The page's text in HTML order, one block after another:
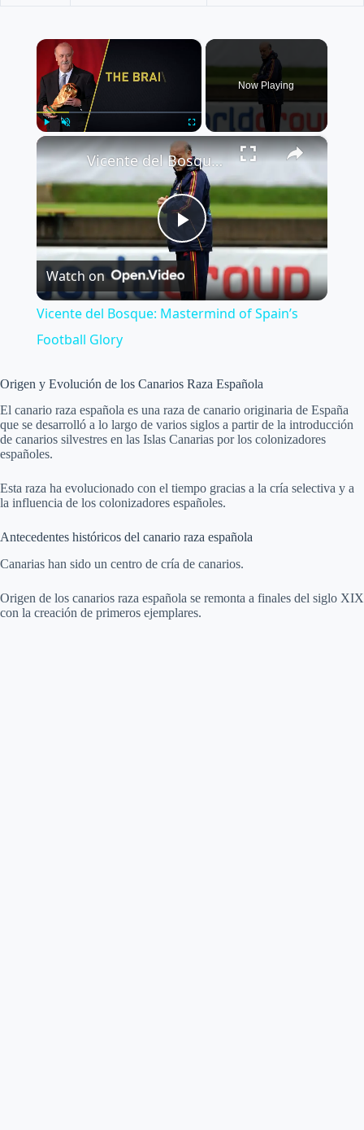
×
Now Playing
×
P
y
V
i
d
Vicente del Bosque: Mastermind of Spain’s Football Glory
Watch on
Vicente del Bosque: Mastermind of Spain’s
Football Glory
Origen y Evolución de los Canarios Raza Española
El canario raza española es una raza de canario originaria de España
que se desarrolló a lo largo de varios siglos a partir de la introducción
de canarios silvestres en las Islas Canarias por los colonizadores
españoles.
Esta raza ha evolucionado con el tiempo gracias a la cría selectiva y a
la influencia de los colonizadores españoles.
Antecedentes históricos del canario raza española
Canarias han sido un centro de cría de canarios.
Origen de los canarios raza española se remonta a finales del siglo XIX
con la creación de primeros ejemplares.